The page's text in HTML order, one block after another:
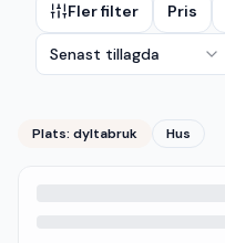
Fler filter Pris
Senast tillagda
Plats: dyltabruk Hus